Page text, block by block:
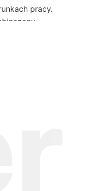
pracy.
ubrania
Bez
swobodę